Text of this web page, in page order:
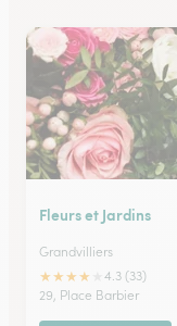
Fleurs et Jardins
Grandvilliers
★★★★
4.3 (33)
29, Place Barbier